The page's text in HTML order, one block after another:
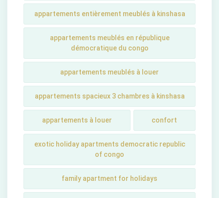
appartements entièrement meublés à kinshasa
appartements meublés en république
démocratique du congo
appartements meublés à louer
appartements spacieux 3 chambres à kinshasa
appartements à louer confort
exotic holiday apartments democratic republic
of congo
family apartment for holidays